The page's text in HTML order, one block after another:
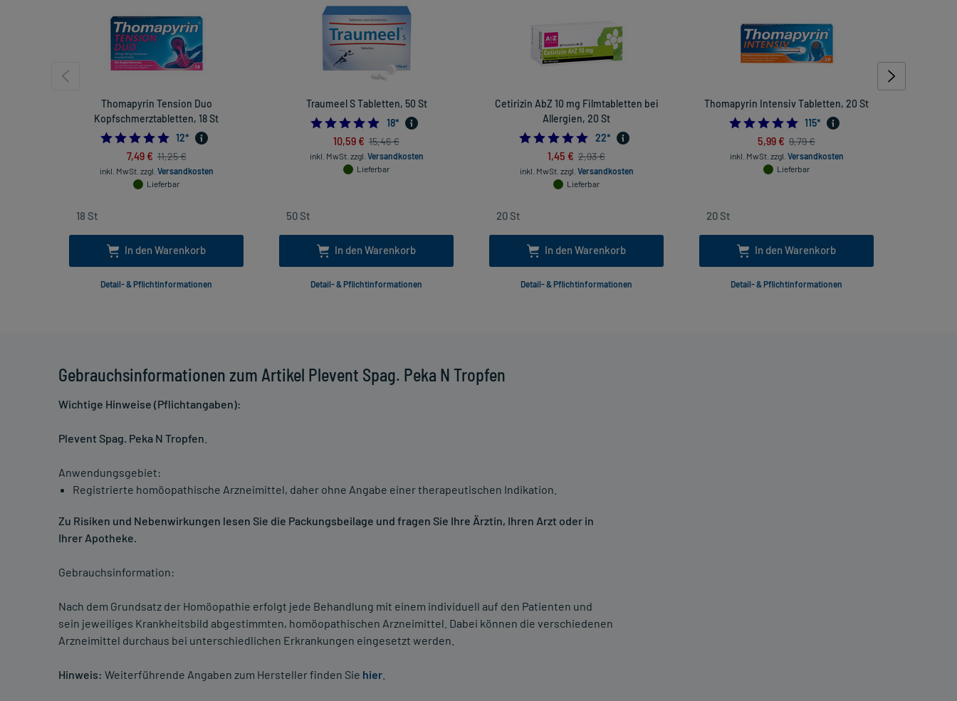
Gebrauchsinformationen zum Artikel Plevent Spag. Peka N Tropfen
Wichtige Hinweise (Pflichtangaben):
Plevent Spag. Peka N Tropfen
Anwendungsgebiet:
Registrierte homöopathische Arzneimittel, daher ohne Angabe einer therapeutischen Indikation.
Zu Risiken und Nebenwirkungen lesen Sie die Packungsbeilage und fragen Sie Ihre Ärztin, Ihren Arzt oder in
Ihrer Apotheke.
Gebrauchsinformation:
Nach dem Grundsatz der Homöopathie erfolgt jede Behandlung mit einem individuell auf den Patienten und
sein jeweiliges Krankheitsbild abgestimmten, homöopathischen Arzneimittel. Dabei können die verschiedenen
Arzneimittel durchaus bei unterschiedlichen Erkrankungen eingesetzt werden.
Hinweis: Weiterführende Angaben zum Hersteller finden Sie hier
Thomapyrin Tension Duo
Kopfschmerztabletten, 18 St
4.916666666666667
12*
7,49 € 11,25 €
inkl. MwSt. zzgl. Versandkosten
Lieferbar
In den Warenkorb
Detail- & Pflichtinformationen
Traumeel S Tabletten, 50 St
4.944444444444445
18*
10,59 € 15,46 €
inkl. MwSt. zzgl. Versandkosten
Lieferbar
In den Warenkorb
Detail- & Pflichtinformationen
Cetirizin AbZ 10 mg Filmtabletten bei
Allergien, 20 St
4.954545454545454
22*
1,45 € 2,93 €
inkl. MwSt. zzgl. Versandkosten
Lieferbar
In den Warenkorb
Detail- & Pflichtinformationen
Thomapyrin Intensiv Tabletten, 20 St
4.913043478260869
115*
5,99 € 9,79 €
inkl. MwSt. zzgl. Versandkosten
Lieferbar
In den Warenkorb
Detail- & Pflichtinformationen